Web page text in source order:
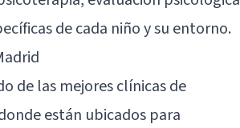
de cada niño y su entorno.
de las mejores clínicas de
están ubicados para